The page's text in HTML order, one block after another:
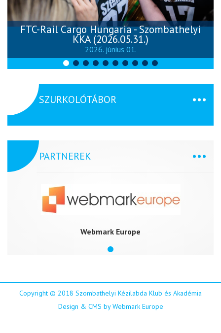
FTC-Rail Cargo Hungaria - Szombathelyi
KKA (2026.05.31.)
2026. június 01.
SZURKOLÓTÁBOR
PARTNEREK
Webmark Europe
Copyright © 2018 Szombathelyi Kézilabda Klub és Akadémia
Design & CMS by Webmark Europe